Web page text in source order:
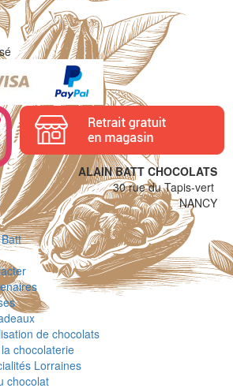
ALAIN BATT CHOCOLATS
30 rue du Tapis-vert
NANCY
de chocolats
chocolaterie
Lorraines
chocolat